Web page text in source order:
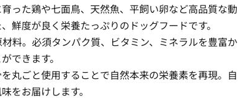
った鶏や七面鳥、天然魚、平飼い卵など高品質な動
鮮度が良く栄養たっぷりのドッグフードです。
料。必須タンパク質、ビタミン、ミネラルを豊富か
できます。
丸ごと使用することで自然本来の栄養素を再現。自
をお届けします。